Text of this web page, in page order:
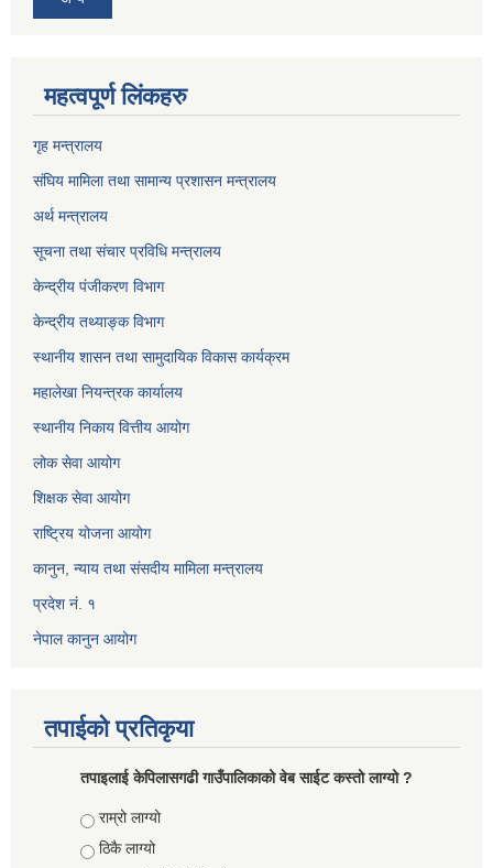
महत्वपूर्ण लिंकहरु
गृह मन्त्रालय
संघिय मामिला तथा सामान्य प्रशासन मन्त्रालय
अर्थ मन्त्रालय
सूचना तथा संचार प्रविधि मन्त्रालय
केन्द्रीय पंजीकरण विभाग
केन्द्रीय तथ्याङ्क विभाग
स्थानीय शासन तथा सामुदायिक विकास कार्यक्रम
महालेखा नियन्त्रक कार्यालय
स्थानीय निकाय वित्तीय आयोग
लोक सेवा आयोग
शिक्षक सेवा आयोग
राष्ट्रिय योजना आयोग
कानुन, न्याय तथा संसदीय मामिला मन्त्रालय
प्रदेश नं. १
नेपाल कानुन आयोग
तपाईको प्रतिकृया
तपाइलाई केपिलासगढी गाउँपालिकाको वेब साईट कस्तो लाग्यो ?
Choices
राम्रो लाग्यो
ठिकै लाग्यो